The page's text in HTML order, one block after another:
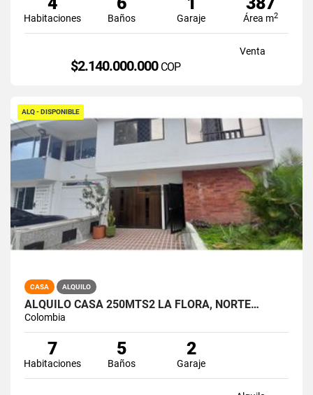
Habitaciones Baños Garaje Área m2
Venta
$2.140.000.000 COP
ALQ - DISPONIBLE
CASA ALQUILO
ALQUILO CASA 250MTS2 LA FLORA, NORTE…
Colombia
7
Habitaciones
5
Baños
2
Garaje